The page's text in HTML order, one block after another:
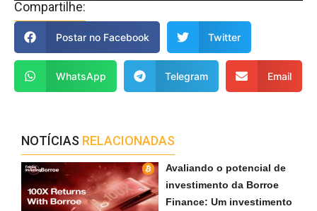
Compartilhe:
Postar no Facebook Twitter
WhatsApp Telegram Email
NOTÍCIAS RELACIONADAS
Avaliando o potencial de
investimento da Borroe
Finance: Um investimento